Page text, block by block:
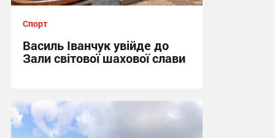
Спорт
Василь Іванчук увійде до
Зали світової шахової слави
22:05, 6.08.2026